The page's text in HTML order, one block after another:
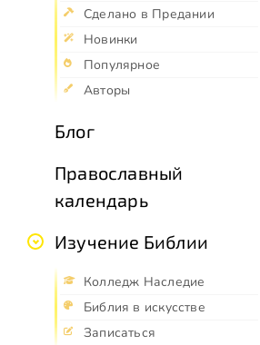
Сделано в Предании
Новинки
Популярное
Авторы
Блог
Православный
календарь
Изучение Библии
Колледж Наследие
Библия в искусстве
Записаться